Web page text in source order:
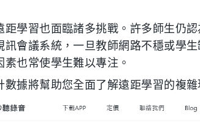
距學習也面臨諸多挑戰。許多師生仍
訊會議系統，一旦教師網路不穩或學
素也常使學生難以專注。
數據將幫助您全面了解遠距學習的複雜